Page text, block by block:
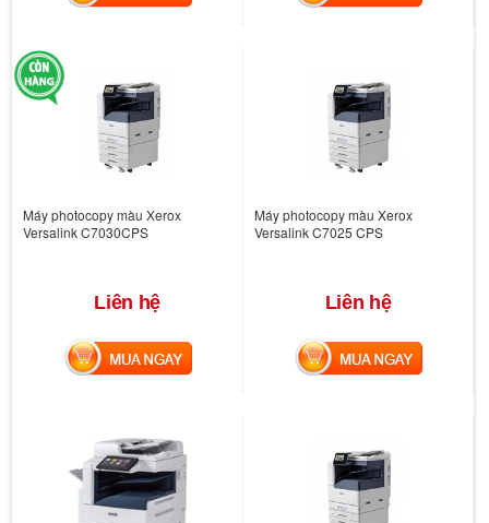
Máy photocopy màu Xerox
Versalink C7030CPS
Liên hệ
MUA NGAY
Máy photocopy màu Xerox
Versalink C7025 CPS
Liên hệ
MUA NGAY